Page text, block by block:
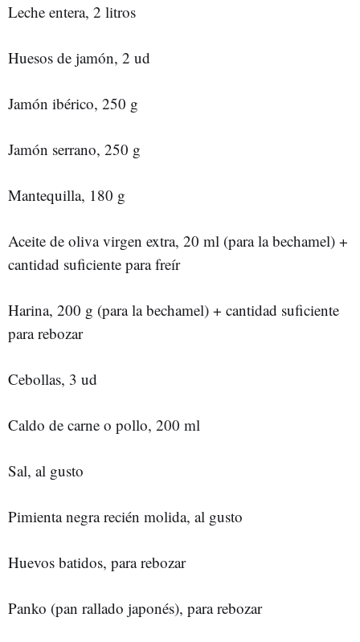
Leche entera, 2 litros
Huesos de jamón, 2 ud
Jamón ibérico, 250 g
Jamón serrano, 250 g
Mantequilla, 180 g
Aceite de oliva virgen extra, 20 ml (para la bechamel) +
cantidad suficiente para freír
Harina, 200 g (para la bechamel) + cantidad suficiente
para rebozar
Cebollas, 3 ud
Caldo de carne o pollo, 200 ml
Sal, al gusto
Pimienta negra recién molida, al gusto
Huevos batidos, para rebozar
Panko (pan rallado japonés), para rebozar